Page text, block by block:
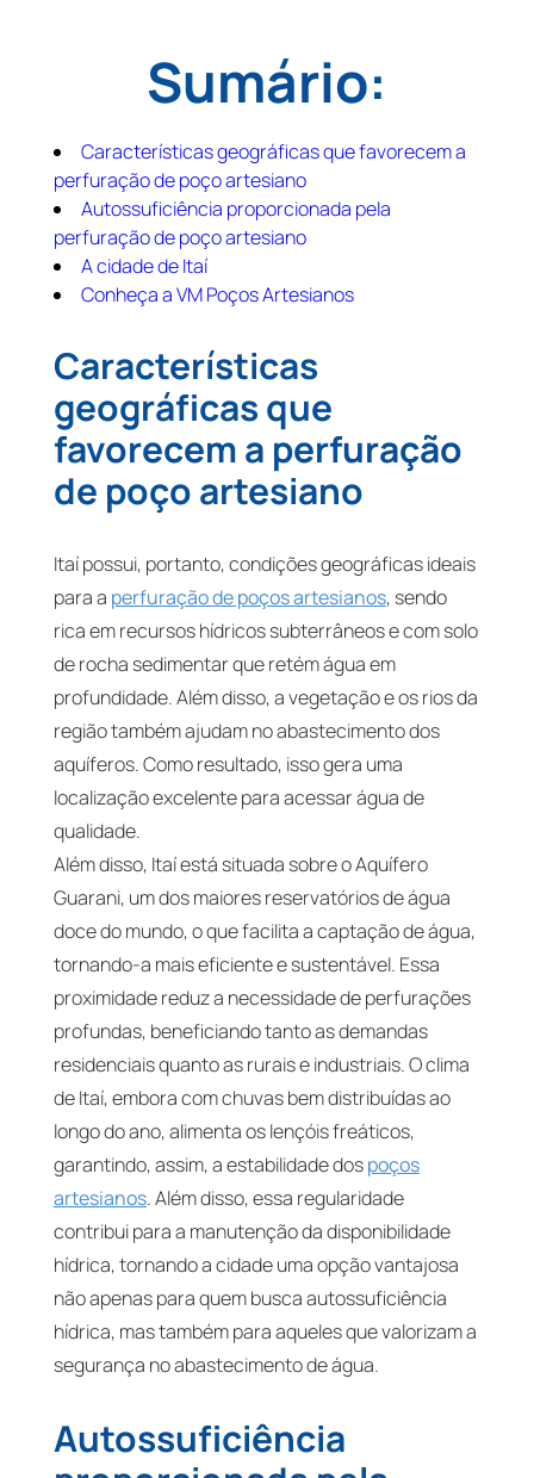
Sumário:
Características geográficas que favorecem a
perfuração de poço artesiano
Autossuficiência proporcionada pela
perfuração de poço artesiano
A cidade de Itaí
Conheça a VM Poços Artesianos
Características
geográficas que
favorecem a perfuração
de poço artesiano
Itaí possui, portanto, condições geográficas ideais
para a perfuração de poços artesianos, sendo
rica em recursos hídricos subterrâneos e com solo
de rocha sedimentar que retém água em
profundidade. Além disso, a vegetação e os rios da
região também ajudam no abastecimento dos
aquíferos. Como resultado, isso gera uma
localização excelente para acessar água de
qualidade.
Além disso, Itaí está situada sobre o Aquífero
Guarani, um dos maiores reservatórios de água
doce do mundo, o que facilita a captação de água,
tornando-a mais eficiente e sustentável. Essa
proximidade reduz a necessidade de perfurações
profundas, beneficiando tanto as demandas
residenciais quanto as rurais e industriais. O clima
de Itaí, embora com chuvas bem distribuídas ao
longo do ano, alimenta os lençóis freáticos,
garantindo, assim, a estabilidade dospoços
artesianos. Além disso, essa regularidade
contribui para a manutenção da disponibilidade
hídrica, tornando a cidade uma opção vantajosa
não apenas para quem busca autossuficiência
hídrica, mas também para aqueles que valorizam a
segurança no abastecimento de água.
Autossuficiência